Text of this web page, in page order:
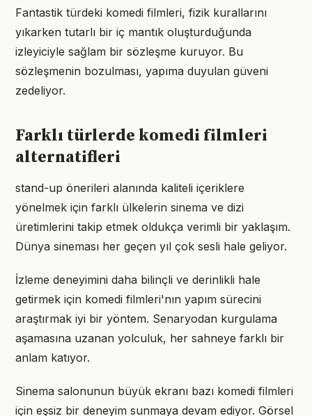
Fantastik türdeki komedi filmleri, fizik kurallarını
yıkarken tutarlı bir iç mantık oluşturduğunda
izleyiciyle sağlam bir sözleşme kuruyor. Bu
sözleşmenin bozulması, yapıma duyulan güveni
zedeliyor.
Farklı türlerde komedi filmleri
alternatifleri
stand-up önerileri alanında kaliteli içeriklere
yönelmek için farklı ülkelerin sinema ve dizi
üretimlerini takip etmek oldukça verimli bir yaklaşım.
Dünya sineması her geçen yıl çok sesli hale geliyor.
İzleme deneyimini daha bilinçli ve derinlikli hale
getirmek için komedi filmleri'nın yapım sürecini
araştırmak iyi bir yöntem. Senaryodan kurgulama
aşamasına uzanan yolculuk, her sahneye farklı bir
anlam katıyor.
Sinema salonunun büyük ekranı bazı komedi filmleri
için eşsiz bir deneyim sunmaya devam ediyor. Görsel